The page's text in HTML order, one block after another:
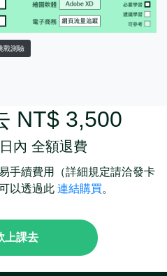
戰測驗
NT$ 3,500
內 全額退費
手續費用（詳細規定請洽發卡
以透過此 連結購買。
上課去